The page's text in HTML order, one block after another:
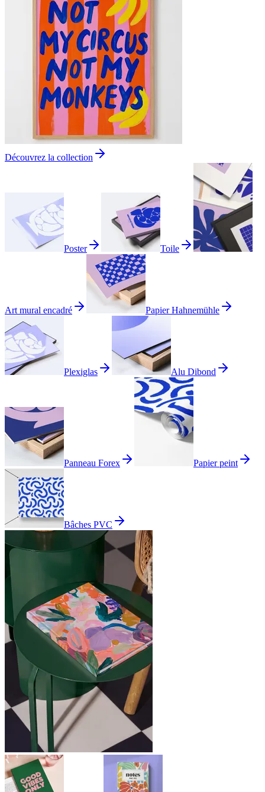
Découvrez la collection
Poster Toile
Art mural encadré Papier Hahnemühle
Plexiglas Alu Dibond
Panneau Forex Papier peint
Bâches PVC